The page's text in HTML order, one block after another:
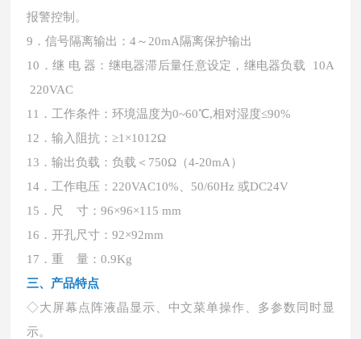
报警控制。
9．信号隔离输出：4～20mA隔离保护输出
10．继 电 器：继电器滞后量任意设定，继电器负载 10A
220VAC
11．工作条件：环境温度为0~60℃,相对湿度≤90%
12．输入阻抗：≥1×1012Ω
13．输出负载：负载＜750Ω（4-20mA）
14．工作电压：220VAC10%、50/60Hz 或DC24V
15．尺 寸：96×96×115 mm
16．开孔尺寸：92×92mm
17．重 量：0.9Kg
三、产品特点
◇大屏幕点阵液晶显示、中文菜单操作、多参数同时显
示。